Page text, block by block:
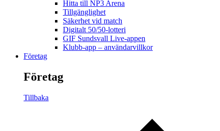
Hitta till NP3 Arena
Tillgänglighet
Säkerhet vid match
Digitalt 50/50-lotteri
GIF Sundsvall Live-appen
Klubb-app – användarvillkor
Företag
Företag
Tillbaka